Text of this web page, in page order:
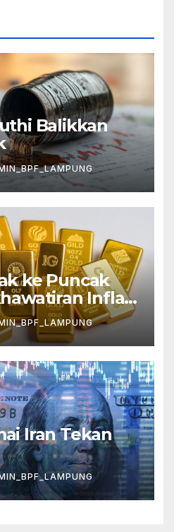
Balikkan
ke Puncak
Inflasi
Iran Tekan